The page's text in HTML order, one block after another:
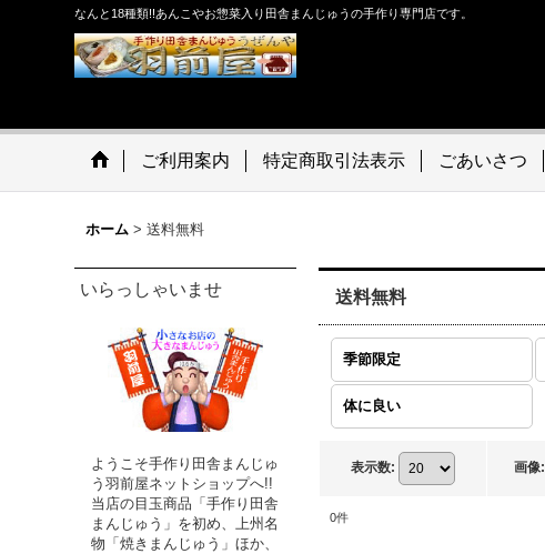
なんと18種類!!あんこやお惣菜入り田舎まんじゅうの手作り専門店です。
ご利用案内 特定商取引法表示 ごあいさつ
ホーム > 送料無料
いらっしゃいませ
ようこそ手作り田舎まんじゅ
う羽前屋ネットショップへ!!
当店の目玉商品「手作り田舎
まんじゅう」を初め、上州名
物「焼きまんじゅう」ほか、
送料無料
季節限定
体に良い
表示数: 画像:
0件